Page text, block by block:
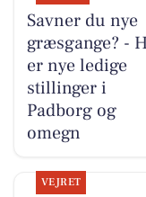
Savner du nye
græsgange? -
er nye ledige
stillinger i
Padborg og
omegn
VEJRET